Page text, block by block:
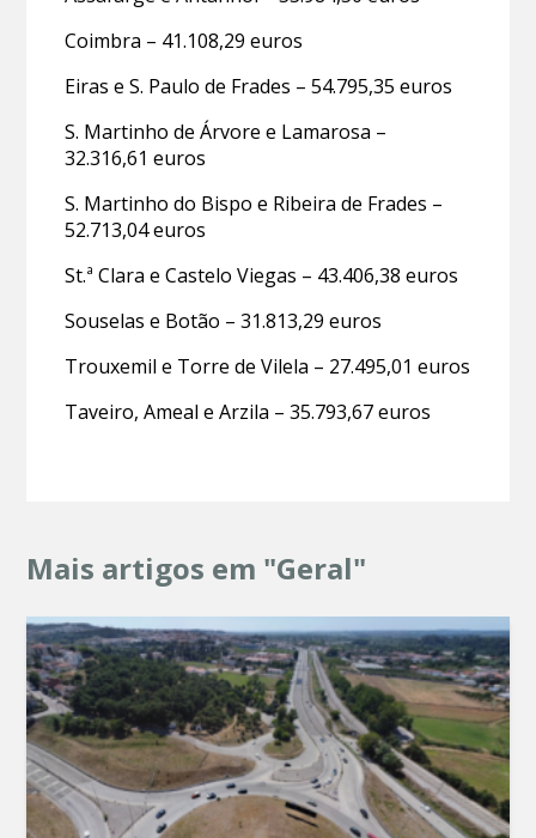
Coimbra – 41.108,29 euros
Eiras e S. Paulo de Frades – 54.795,35 euros
S. Martinho de Árvore e Lamarosa –
32.316,61 euros
S. Martinho do Bispo e Ribeira de Frades –
52.713,04 euros
St.ª Clara e Castelo Viegas – 43.406,38 euros
Souselas e Botão – 31.813,29 euros
Trouxemil e Torre de Vilela – 27.495,01 euros
Taveiro, Ameal e Arzila – 35.793,67 euros
Mais artigos em "Geral"